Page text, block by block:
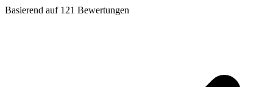
Basierend auf 121 Bewertungen